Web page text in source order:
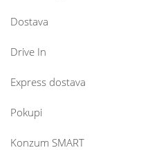
Dostava
Drive In
Express dostava
Pokupi
Konzum SMART